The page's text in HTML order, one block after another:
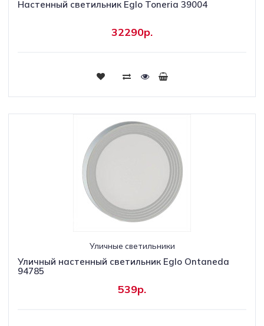
Настенный светильник Eglo Toneria 39004
32290р.
Уличные светильники
Уличный настенный светильник Eglo Ontaneda
94785
539р.